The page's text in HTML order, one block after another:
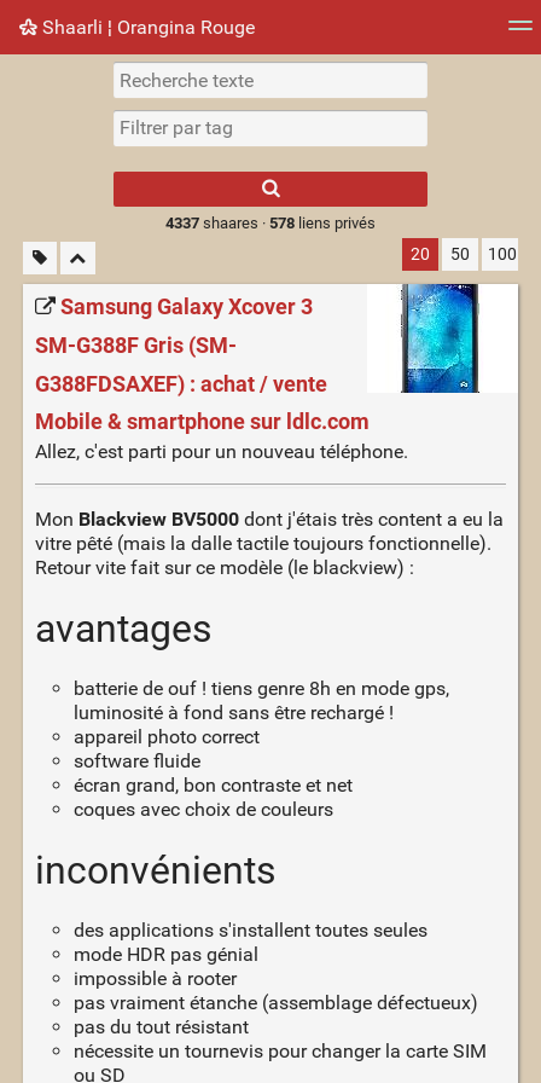
Shaarli ¦ Orangina Rouge
Nuage de tags Mur d'images
results.
4337shaares · 578liens privés
20 50 100
Samsung Galaxy Xcover 3
SM-G388F Gris (SM-
G388FDSAXEF) : achat / vente
Mobile & smartphone sur ldlc.com
Allez, c'est parti pour un nouveau téléphone.
Mon Blackview BV5000dont j'étais très content a eu la
vitre pêté (mais la dalle tactile toujours fonctionnelle).
Retour vite fait sur ce modèle (le blackview) :
avantages
batterie de ouf ! tiens genre 8h en mode gps,
luminosité à fond sans être rechargé !
appareil photo correct
software fluide
écran grand, bon contraste et net
coques avec choix de couleurs
inconvénients
des applications s'installent toutes seules
mode HDR pas génial
impossible à rooter
pas vraiment étanche (assemblage défectueux)
pas du tout résistant
nécessite un tournevis pour changer la carte SIM
ou SD